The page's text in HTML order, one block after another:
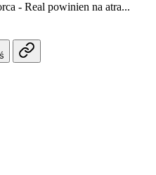
- Real powinien na atra...